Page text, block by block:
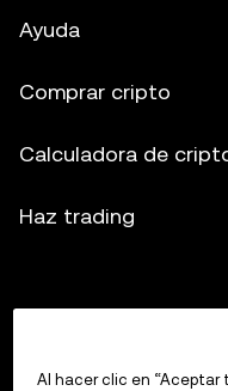
Ayuda
Comprar cripto
Calculadora de
Haz trading
Al hacer clic en